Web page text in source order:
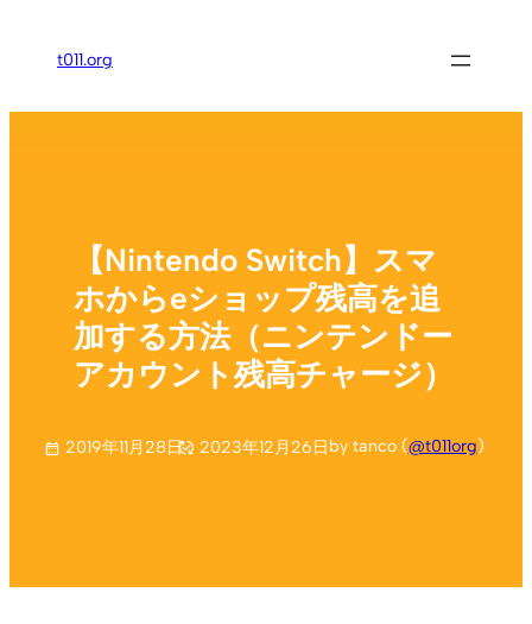
ス
t011.org
【Nintendo Switch】スマ
ホからeショップ残高を追
加する方法（ニンテンドー
アカウント残高チャージ）
2019年11月28日 2023年12月26日by tanco (@t011org)